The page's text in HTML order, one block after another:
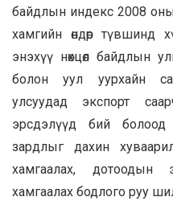
байдлын индекс 2008
хамгийн өндөр түвшинд
энэхүү нөхцөл байдлын
болон уул уурхайн
улсуудад экспорт
эрсдэлүүд бий
зардлыг дахин
хамгаалах, дотоодын
хамгаалах бодлого руу